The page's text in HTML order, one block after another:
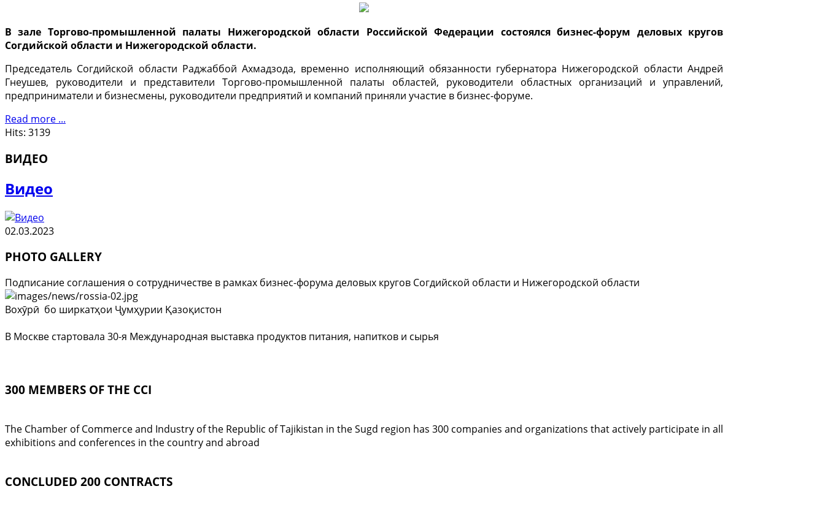
В зале Торгово-промышленной палаты Нижегородской области Российской Федерации состоялся бизнес-форум деловых кругов
Согдийской области и Нижегородской области.
Председатель Согдийской области Раджаббой Ахмадзода, временно исполняющий обязанности губернатора Нижегородской области Андрей
Гнеушев, руководители и представители Торгово-промышленной палаты областей, руководители областных организаций и управлений,
предприниматели и бизнесмены, руководители предприятий и компаний приняли участие в бизнес-форуме.
Read more ...
Hits: 3139
ВИДЕО
Видео
02.03.2023
PHOTO GALLERY
Подписание соглашения о сотрудничестве в рамках бизнес-форума деловых кругов Согдийской области и Нижегородской области
Вохӯрӣ бо ширкатҳои Ҷумҳурии Қазоқистон
В Москве стартовала 30-я Международная выставка продуктов питания, напитков и сырья
300 MEMBERS OF THE CCI
The Chamber of Commerce and Industry of the Republic of Tajikistan in the Sugd region has 300 companies and organizations that actively participate in all
exhibitions and conferences in the country and abroad
CONCLUDED 200 CONTRACTS